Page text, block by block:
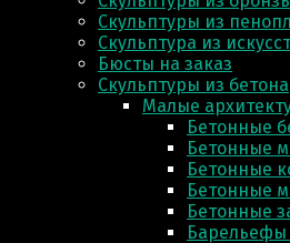
Скульптуры из
Скульптура из
Бюсты на заказ
Скульптуры из бетона
Малые
Бетонные
Бетонные
Бетонные
Бетонные
Бетонные
Барельефы